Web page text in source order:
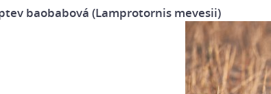
baobabová (Lamprotornis mevesii)